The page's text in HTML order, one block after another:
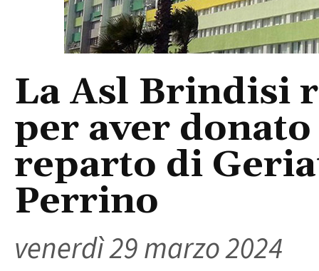
La Asl Brindisi
per aver
reparto di
Perrino
venerdì 29 marzo 2024